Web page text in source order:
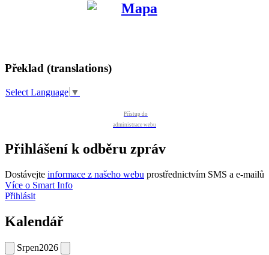
Překlad (translations)
Select Language ▼
Přístup do
administrace webu
Přihlášení k odběru zpráv
Dostávejte informace z našeho webu prostřednictvím SMS a e-mailů
Více o Smart Info
Přihlásit
Kalendář
Srpen2026